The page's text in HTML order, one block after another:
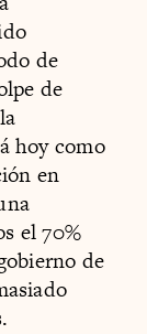
de
de
hoy como
en
el 70%
de